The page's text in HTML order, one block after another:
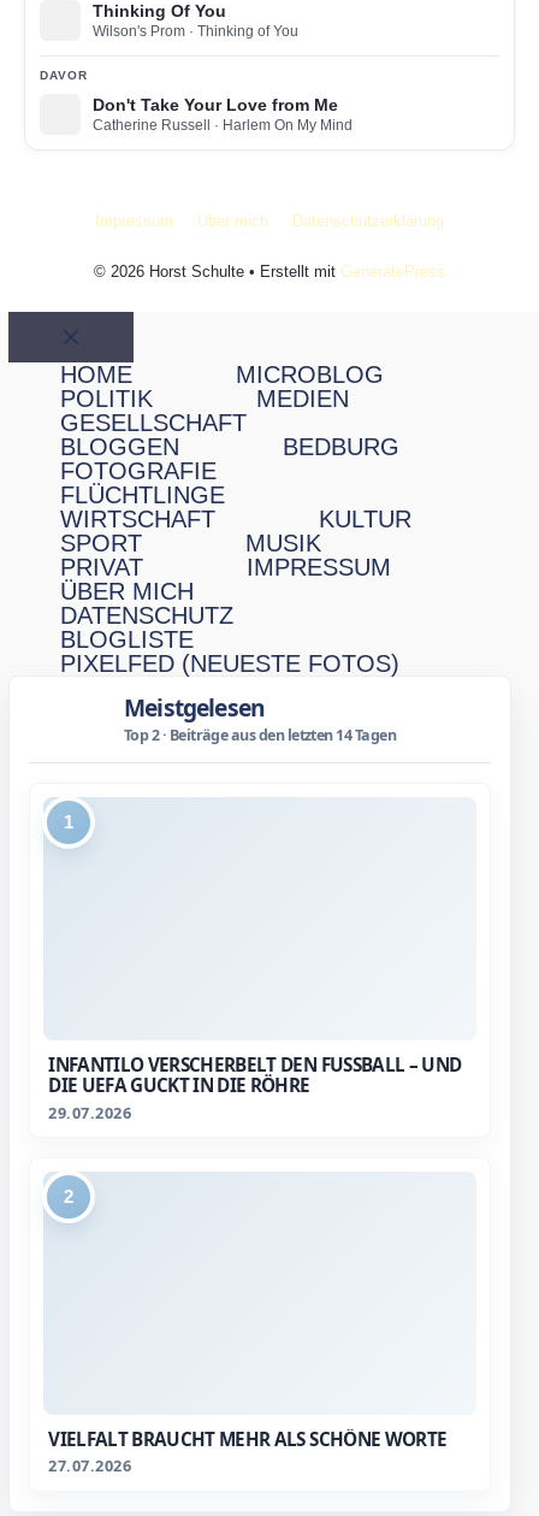
Thinking Of You
Wilson's Prom · Thinking of You
DAVOR
Don't Take Your Love from Me
Catherine Russell · Harlem On My Mind
Impressum Über mich Datenschutzerklärung
© 2026 Horst Schulte • Erstellt mit GeneratePress
Schließen
HOME
MICROBLOG
POLITIK
MEDIEN
GESELLSCHAFT
BLOGGEN
BEDBURG
FOTOGRAFIE
FLÜCHTLINGE
WIRTSCHAFT
KULTUR
SPORT
MUSIK
PRIVAT
IMPRESSUM
ÜBER MICH
DATENSCHUTZ
BLOGLISTE
PIXELFED (NEUESTE FOTOS)
Meistgelesen
Top 2 · Beiträge aus den letzten 14 Tagen
1
INFANTILO VERSCHERBELT DEN FUSSBALL – UND D
IE UEFA GUCKT IN DIE RÖHRE
29.07.2026
2
VIELFALT BRAUCHT MEHR ALS SCHÖNE WORTE
27.07.2026